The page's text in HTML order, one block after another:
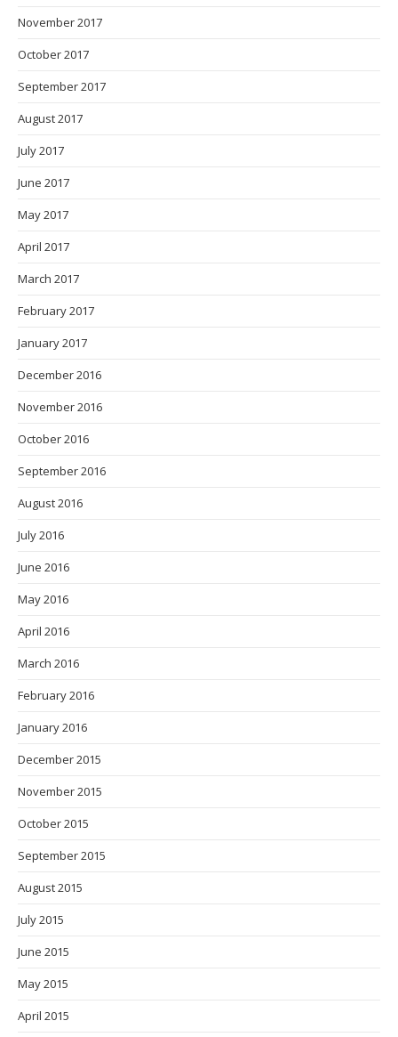
November 2017
October 2017
September 2017
August 2017
July 2017
June 2017
May 2017
April 2017
March 2017
February 2017
January 2017
December 2016
November 2016
October 2016
September 2016
August 2016
July 2016
June 2016
May 2016
April 2016
March 2016
February 2016
January 2016
December 2015
November 2015
October 2015
September 2015
August 2015
July 2015
June 2015
May 2015
April 2015